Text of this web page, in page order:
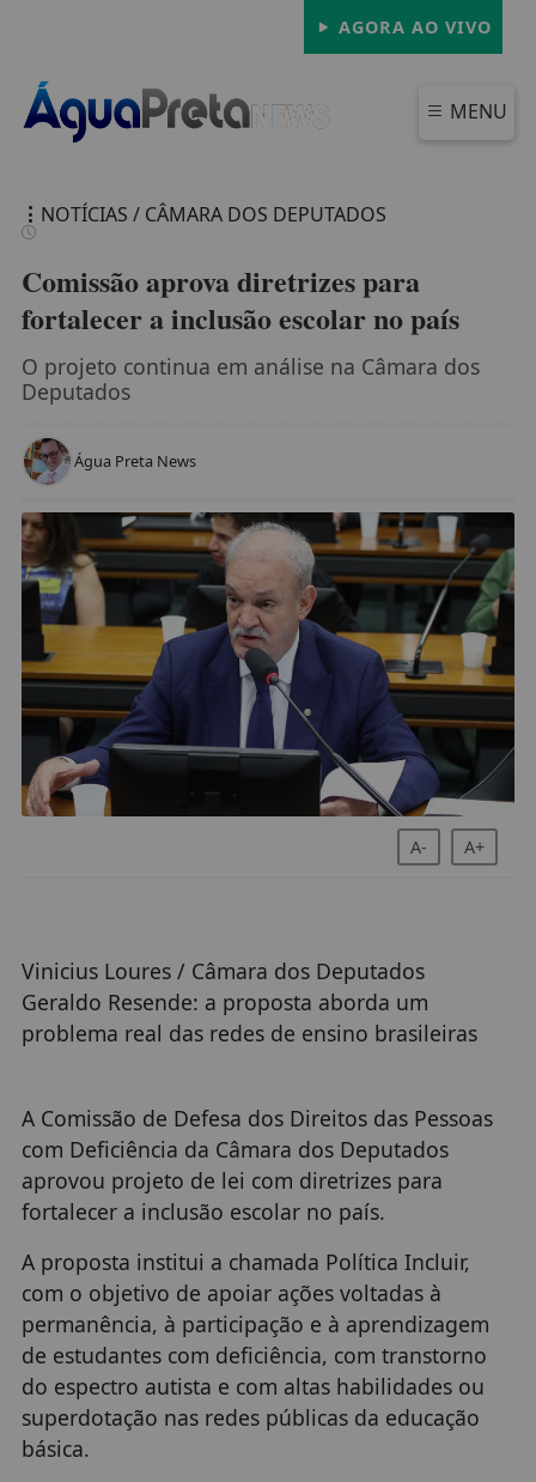
AGORA AO VIVO
MENU
FECHAR
NOTÍCIAS / CÂMARA DOS DEPUTADOS
Comissão aprova diretrizes para
fortalecer a inclusão escolar no país
O projeto continua em análise na Câmara dos
Deputados
Água Preta News
A- A+
Vinicius Loures / Câmara dos Deputados
Geraldo Resende: a proposta aborda um
problema real das redes de ensino brasileiras
A Comissão de Defesa dos Direitos das Pessoas
com Deficiência da Câmara dos Deputados
aprovou projeto de lei com diretrizes para
fortalecer a inclusão escolar no país.
A proposta institui a chamada Política Incluir,
com o objetivo de apoiar ações voltadas à
permanência, à participação e à aprendizagem
de estudantes com deficiência, com transtorno
do espectro autista e com altas habilidades ou
superdotação nas redes públicas da educação
básica.